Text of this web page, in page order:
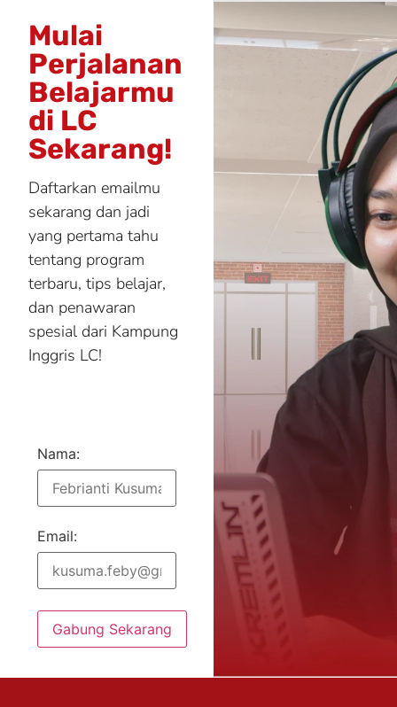
Mulai
Perjalanan
Belajarmu
di LC
Sekarang!
Daftarkan emailmu
sekarang dan jadi
yang pertama tahu
tentang program
terbaru, tips belajar,
dan penawaran
spesial dari Kampung
Inggris LC!
Nama:
Email:
Gabung Sekarang